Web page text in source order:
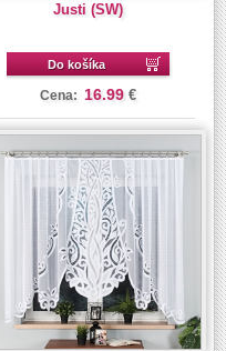
Justi (SW)
Do košíka
Cena: 16.99 €